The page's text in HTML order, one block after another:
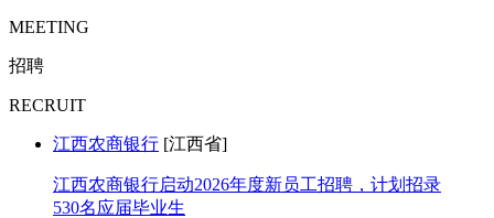
MEETING
招聘
RECRUIT
江西农商银行 [江西省]
江西农商银行启动2026年度新员工招聘，计划招录
530名应届毕业生